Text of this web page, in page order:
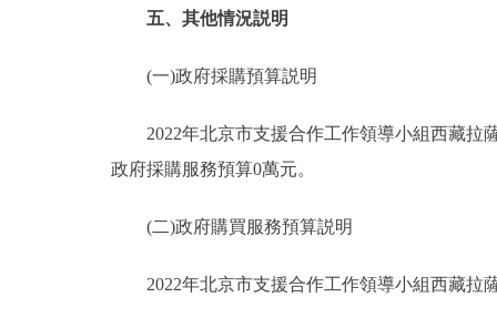
五、其他情況説明
(一)政府採購預算説明
2022年北京市支援合作工作領導小組西藏拉
政府採購服務預算0萬元。
(二)政府購買服務預算説明
2022年北京市支援合作工作領導小組西藏拉